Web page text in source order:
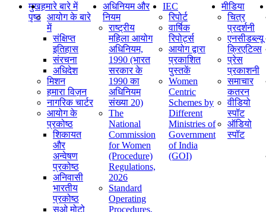
मुख
पृष्ठ
हमारे बारे में
आयोग के बारे
में
संक्षिप्‍त
इतिहास
संरचना
अधिदेश
मिशन
हमारा विज़न
नागरिक चार्टर
आयोग के
प्रकोष्ठ
शिकायत
और
अन्वेषण
प्रकोष्ठ
अनिवासी
भारतीय
प्रकोष्ठ
सुओ मोटो
अधिनियम और
नियम
राष्ट्रीय
महिला आयोग
अधिनियम,
1990 (भारत
सरकार के
1990 का
अधिनियम
संख्या 20)
The
National
Commission
for Women
(Procedure)
Regulations,
2026
Standard
Operating
Procedures,
IEC
रिपोर्ट
वार्षिक
रिपोर्ट्स
आयोग द्वारा
प्रकाशित
पुस्तकें
Women
Centric
Schemes by
Different
Ministries of
Government
of India
(GOI)
मीडिया
चित्र
प्रदर्शनी
एनसीडब्ल्यू
क्रिएटिव्स
प्रेस
प्रकाशनी
समाचार
कतरन
वीडियो
स्पॉट
ऑडियो
स्पॉट